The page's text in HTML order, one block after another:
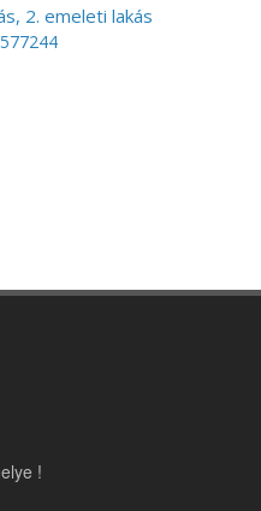
2. emeleti lakás
!